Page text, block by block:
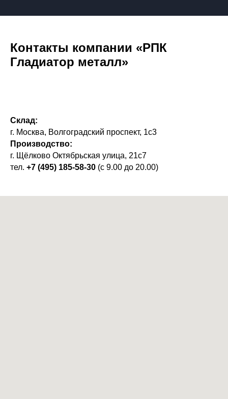
Контакты компании «РПК
Гладиатор металл»
Склад:
г. Москва, Волгоградский проспект, 1с3
Производство:
г. Щёлково Октябрьская улица, 21с7
тел. +7 (495) 185-58-30 (с 9.00 до 20.00)